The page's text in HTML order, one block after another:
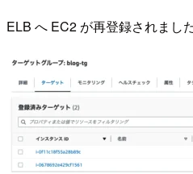
ELB へ EC2 が再登録されました